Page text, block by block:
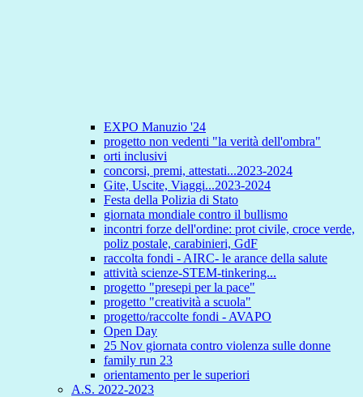
EXPO Manuzio '24
progetto non vedenti "la verità dell'ombra"
orti inclusivi
concorsi, premi, attestati...2023-2024
Gite, Uscite, Viaggi...2023-2024
Festa della Polizia di Stato
giornata mondiale contro il bullismo
incontri forze dell'ordine: prot civile, croce verde,
poliz postale, carabinieri, GdF
raccolta fondi - AIRC- le arance della salute
attività scienze-STEM-tinkering...
progetto "presepi per la pace"
progetto "creatività a scuola"
progetto/raccolte fondi - AVAPO
Open Day
25 Nov giornata contro violenza sulle donne
family run 23
orientamento per le superiori
A.S. 2022-2023